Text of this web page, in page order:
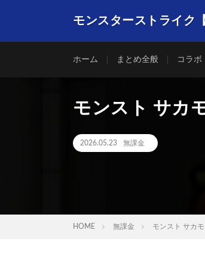
モンスターストライク
ホーム まとめ全般 コラボ
モンスト サカ
2026.05.23 無課金
HOME 無課金 モンスト サカ